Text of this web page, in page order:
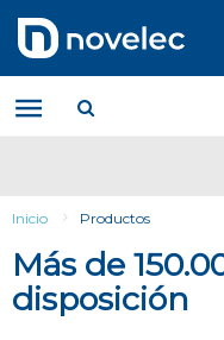
contenido
menú
de
navegación
Inicio Productos
Más de
disposición